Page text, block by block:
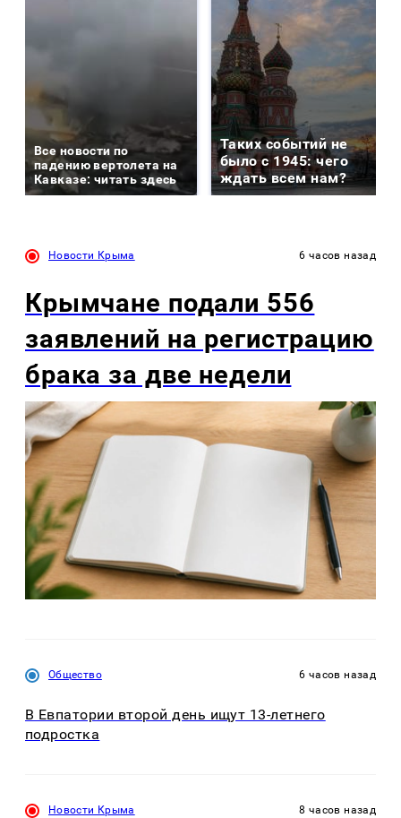
Все новости по
падению вертолета на
Кавказе: читать здесь
Таких событий не
было с 1945: чего
ждать всем нам?
Новости Крыма 6 часов назад
Крымчане подали 556
заявлений на регистрацию
брака за две недели
Общество 6 часов назад
В Евпатории второй день ищут 13-летнего
подростка
Новости Крыма 8 часов назад